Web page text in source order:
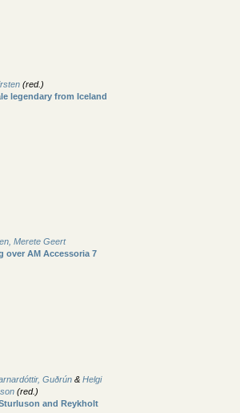
(red.)
legendary from Iceland
Merete Geert
over AM Accessoria 7
Guðrún & Helgi
(red.)
and Reykholt